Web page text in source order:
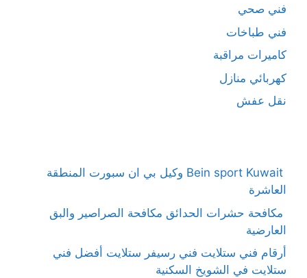
فني صحي
فني طباخات
كاميرات مراقبة
كهربائي منازل
نقل عفش
Bein sport Kuwait وكيل بي ان سبورت المنطقة
العاشرة
مكافحة حشرات الحدائق مكافحة الصراصير والبق
العارضية
أرقام فني ستلايت فني رسيفر ستلايت أفضل فني
ستلايت في الشويخ السكنية